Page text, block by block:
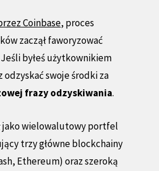
Coinbase, proces
zaczął faworyzować
Jeśli byłeś użytkownikiem
odzyskać swoje środki za
frazy odzyskiwania.
jako wielowalutowy portfel
trzy główne blockchainy
Ethereum) oraz szeroką